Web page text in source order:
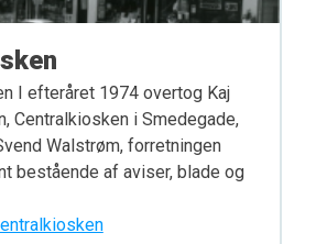
I efteråret 1974 overtog Kaj
Centralkiosken i Smedegade,
Walstrøm, forretningen
bestående af aviser, blade og